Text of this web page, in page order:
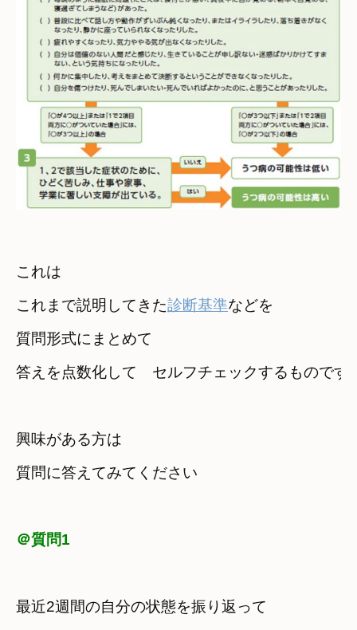
これは
これまで説明してきた診断基準などを
質問形式にまとめて
答えを点数化して　セルフチェックするものです
興味がある方は
質問に答えてみてください
＠質問1
最近2週間の自分の状態を振り返って